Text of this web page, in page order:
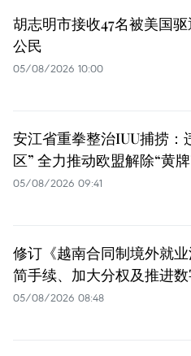
胡志明市接收47名被美国
公民
05/08/2026 10:00
安江省重拳整治IUU捕捞：
区” 全力推动欧盟解除“黄
05/08/2026 09:41
修订《越南合同制境外就
简手续、加大分权及推进
05/08/2026 08:48